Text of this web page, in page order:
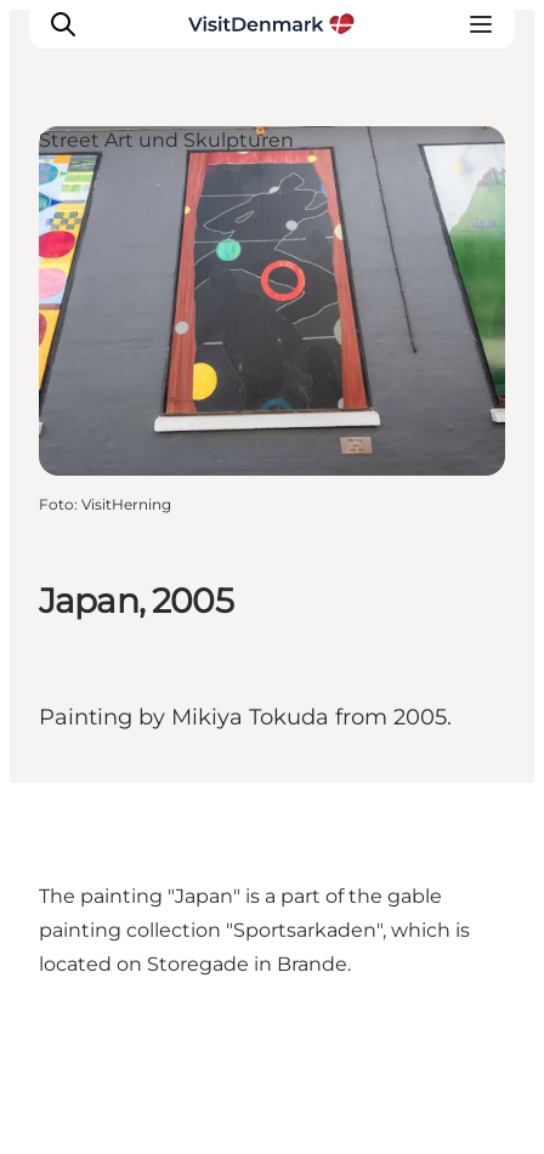
Inspiration
Regionen
Erlebnisse
Unterkünfte
Reiseplanung
Japan, 2005
Painting by Mikiya Tokuda from 2005.
Street Art und Skulpturen
Foto: VisitHerning
The painting "Japan" is a part of the gable
painting collection "Sportsarkaden", which is
located on Storegade in Brande.